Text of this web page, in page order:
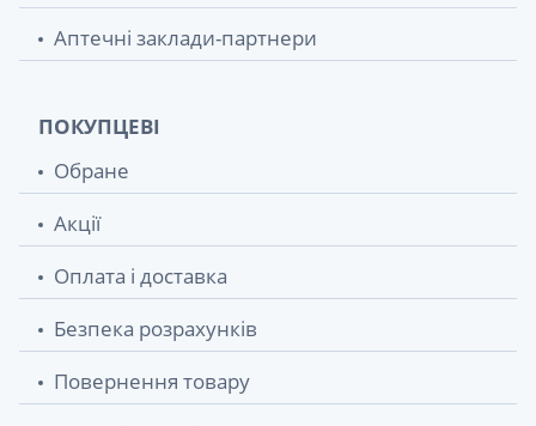
Аптечні заклади-партнери
ПОКУПЦЕВІ
Обране
Акції
Оплата і доставка
Безпека розрахунків
Повернення товару